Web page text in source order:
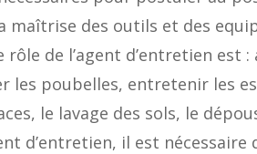
maîtrise des outils et des
de l’agent d’entretien est
les poubelles, entretenir les
le lavage des sols, le
d’entretien, il est nécessaire